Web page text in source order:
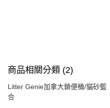
商品相關分類 (2)
Litter Genie加拿大鎖便桶/貓砂籃
合